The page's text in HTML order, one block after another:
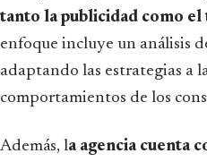
tanto la publicidad como
enfoque incluye un análisis
adaptando las estrategias a
comportamientos de los
Además, la agencia cuenta